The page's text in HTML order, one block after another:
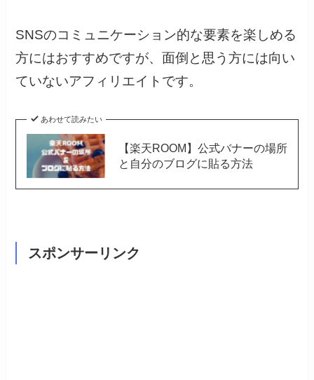
SNSのコミュニケーション的な要素を楽しめる
方にはおすすめですが、面倒と思う方には向い
ていないアフィリエイトです。
あわせて読みたい
【楽天ROOM】公式バナーの場所
と自分のブログに貼る方法
スポンサーリンク